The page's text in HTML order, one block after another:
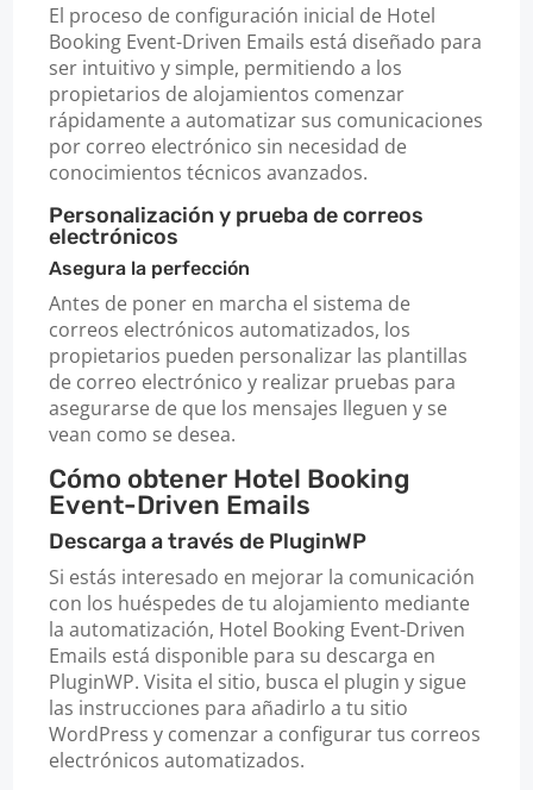
El proceso de configuración inicial de Hotel
Booking Event-Driven Emails está diseñado para
ser intuitivo y simple, permitiendo a los
propietarios de alojamientos comenzar
rápidamente a automatizar sus comunicaciones
por correo electrónico sin necesidad de
conocimientos técnicos avanzados.
Personalización y prueba de correos
electrónicos
Asegura la perfección
Antes de poner en marcha el sistema de
correos electrónicos automatizados, los
propietarios pueden personalizar las plantillas
de correo electrónico y realizar pruebas para
asegurarse de que los mensajes lleguen y se
vean como se desea.
Cómo obtener Hotel Booking
Event-Driven Emails
Descarga a través de PluginWP
Si estás interesado en mejorar la comunicación
con los huéspedes de tu alojamiento mediante
la automatización, Hotel Booking Event-Driven
Emails está disponible para su descarga en
PluginWP. Visita el sitio, busca el plugin y sigue
las instrucciones para añadirlo a tu sitio
WordPress y comenzar a configurar tus correos
electrónicos automatizados.